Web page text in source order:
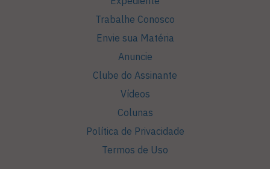
Trabalhe Conosco
Envie sua Matéria
Anuncie
Clube do Assinante
Vídeos
Colunas
Política de Privacidade
Termos de Uso